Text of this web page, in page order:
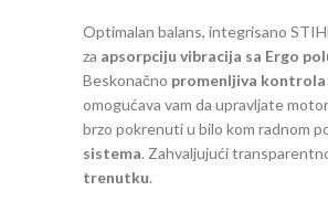
Optimalan balans, integrisano
za apsorpciju vibracija sa Ergo
Beskonačno promenljiva kontrola
omogućava vam da upravljate
brzo pokrenuti u bilo kom radnom
sistema. Zahvaljujući
trenutku.